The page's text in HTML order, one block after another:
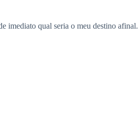
imediato qual seria o meu destino afinal.